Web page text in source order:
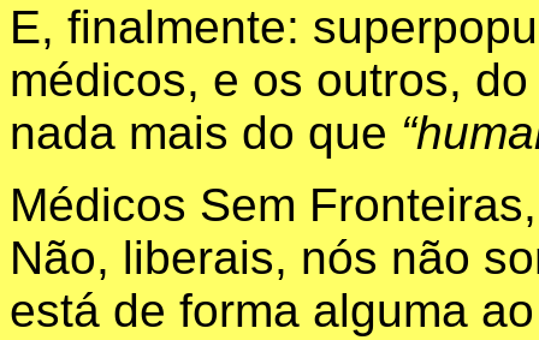
E, finalmente:
médicos, e os outros,
nada mais do que
Médicos Sem
Não, liberais, nós não
está de forma alguma